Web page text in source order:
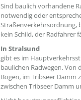
Sind baulich vorhandene
notwendig oder
Straßenverkehrsordnung,
kein Schild, der Radfahrer
In Stralsund
gibt es im
baulichen Radwegen. Von
Bogen, im Tribseer Damm
zwischen Tribseer Damm